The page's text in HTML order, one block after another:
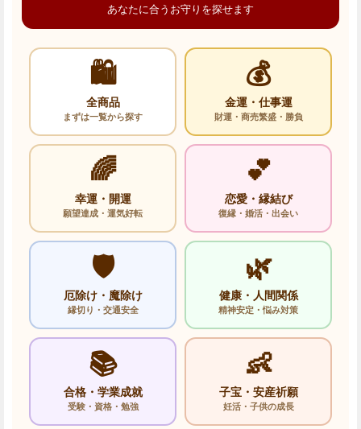
あなたに合うお守りを探せます
🛍️
全商品
まずは一覧から探す
💰
金運・仕事運
財運・商売繁盛・勝負
🌈
幸運・開運
願望達成・運気好転
💕
恋愛・縁結び
復縁・婚活・出会い
🛡️
厄除け・魔除け
縁切り・交通安全
🌿
健康・人間関係
精神安定・悩み対策
📚
合格・学業成就
受験・資格・勉強
👶
子宝・安産祈願
妊活・子供の成長